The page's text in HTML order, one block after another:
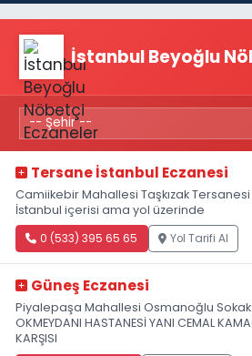
İstanbul Beyoğlu
Tersane İstanbul Eczanesi
Camiikebir Mahallesi Taşkızak
İstanbul içerisi ama yol üzerinde
0 (533) 395 65 65 Yol Tarifi Al
Güneş Eczanesi
Piyalepaşa Mahallesi Osmanoğlu Sokak
OKMEYDANI HASTANESİ YANI CEMAL
KARŞISI